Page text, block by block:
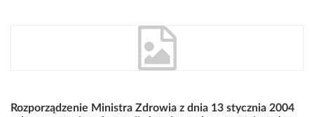
Rozporządzenie Ministra Zdrowia z dnia 13 stycznia 2004